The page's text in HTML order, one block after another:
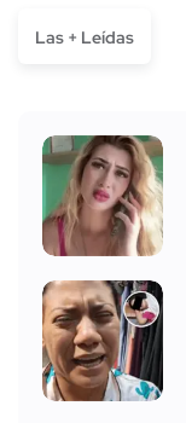
Las + Leídas